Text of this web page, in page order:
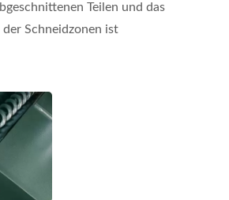
Teilen und das
Schneidzonen ist